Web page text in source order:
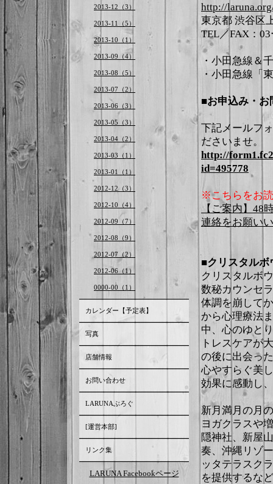
http://
東京都 渋谷区
TEL／FAX：
・小田急線＆
・小田急線「
■お申込み・お
下記メールフ
ださいませ。
http://
id=495778
※こちらをお
【ご案内】48
連絡をお願い
■クリスタル
クリスタルボ
数秘カウンセ
体調を崩して
から心理療法
中、心のゆと
トレスケアが
の後に出会っ
心やすらぐ美
効果に感動し
新月満月の月
ヨガクラスや
隠神社、新屋
奏、沖縄リゾ
ッタテラスク
を提供するな
2013-12（3）
2013-11（5）
2013-10（1）
2013-09（4）
2013-08（5）
2013-07（2）
2013-06（3）
2013-05（3）
2013-04（2）
2013-03（1）
2013-01（1）
2012-12（3）
2012-10（4）
2012-09（7）
2012-08（9）
2012-07（2）
2012-06（1）
0000-00（1）
カレンダー【予定表】
写真
店舗情報
お問い合わせ
LARUNAぶろぐ
[運営本部]
リンク集
LARUNA Facebookページ